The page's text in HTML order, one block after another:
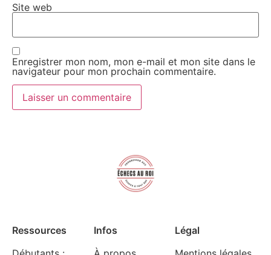
Site web
Enregistrer mon nom, mon e-mail et mon site dans le
navigateur pour mon prochain commentaire.
Ressources
Infos
Légal